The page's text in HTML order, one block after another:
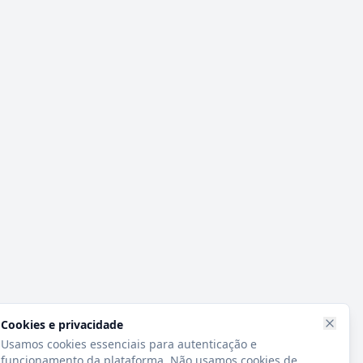
Cookies e privacidade
Usamos cookies essenciais para autenticação e